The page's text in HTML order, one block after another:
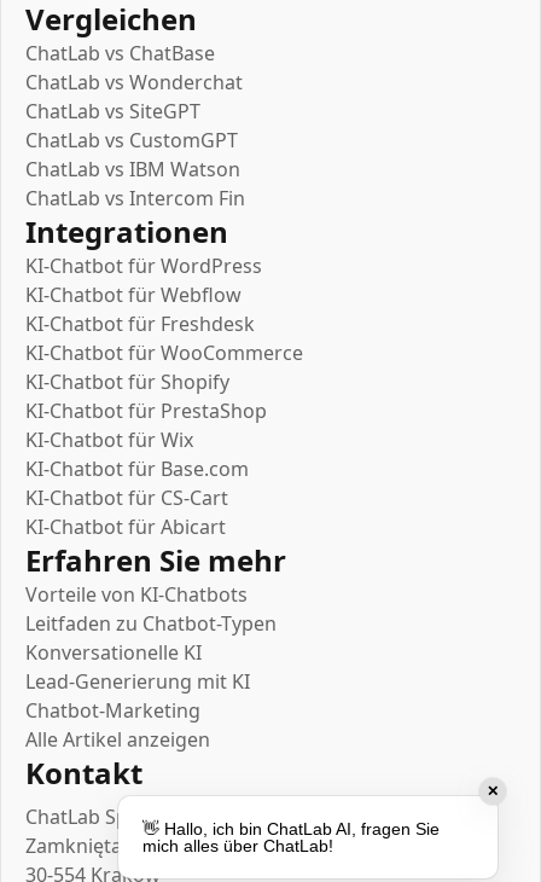
Vergleichen
ChatLab vs ChatBase
ChatLab vs Wonderchat
ChatLab vs SiteGPT
ChatLab vs CustomGPT
ChatLab vs IBM Watson
ChatLab vs Intercom Fin
Integrationen
KI-Chatbot für WordPress
KI-Chatbot für Webflow
KI-Chatbot für Freshdesk
KI-Chatbot für WooCommerce
KI-Chatbot für Shopify
KI-Chatbot für PrestaShop
KI-Chatbot für Wix
KI-Chatbot für Base.com
KI-Chatbot für CS-Cart
KI-Chatbot für Abicart
Erfahren Sie mehr
Vorteile von KI-Chatbots
Leitfaden zu Chatbot-Typen
Konversationelle KI
Lead-Generierung mit KI
Chatbot-Marketing
Alle Artikel anzeigen
Kontakt
ChatLab Sp. z o.o.
Zamknięta 10/1.5
30-554 Kraków
✕
👋 Hallo, ich bin ChatLab AI, fragen Sie
mich alles über ChatLab!